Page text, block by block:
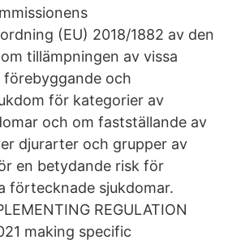
(EU) 2018/1882 av den
tillämpningen av vissa
förebyggande och
för kategorier av
och om fastställande av
djurarter och grupper av
en betydande risk för
förtecknade sjukdomar.
REGULATION
making specific